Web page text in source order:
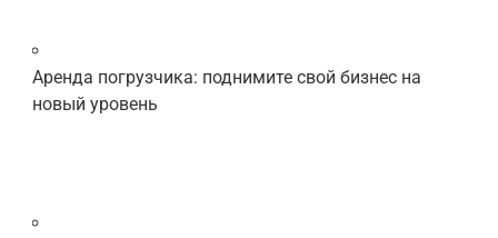
Аренда погрузчика: поднимите свой бизнес на
новый уровень